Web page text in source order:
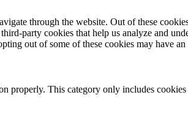
through the website. Out of these
party cookies that help us analyze and
out of some of these cookies may have
properly. This category only includes